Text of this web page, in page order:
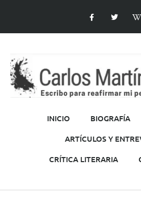
INICIO BIOGRAFÍA
ARTÍCULOS Y
CRÍTICA LITERARIA